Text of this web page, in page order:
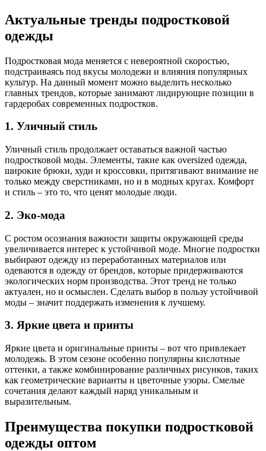
Актуальные тренды подростковой
одежды
Подростковая мода меняется с невероятной скоростью,
подстраиваясь под вкусы молодежи и влияния популярных
культур. На данный момент можно выделить несколько
главных трендов, которые занимают лидирующие позиции в
гардеробах современных подростков.
1. Уличный стиль
Уличный стиль продолжает оставаться важной частью
подростковой моды. Элементы, такие как oversized одежда,
широкие брюки, худи и кроссовки, притягивают внимание не
только между сверстниками, но и в модных кругах. Комфорт
и стиль – это то, что ценят молодые люди.
2. Эко-мода
С ростом осознания важности защиты окружающей среды
увеличивается интерес к устойчивой моде. Многие подростки
выбирают одежду из переработанных материалов или
одеваются в одежду от брендов, которые придерживаются
экологических норм производства. Этот тренд не только
актуален, но и осмыслен. Сделать выбор в пользу устойчивой
моды – значит поддержать изменения к лучшему.
3. Яркие цвета и принты
Яркие цвета и оригинальные принты – вот что привлекает
молодежь. В этом сезоне особенно популярны кислотные
оттенки, а также комбинирование различных рисунков, таких
как геометрические варианты и цветочные узоры. Смелые
сочетания делают каждый наряд уникальным и
выразительным.
Преимущества покупки подростковой
одежды оптом